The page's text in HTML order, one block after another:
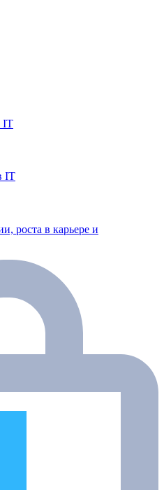
IT
IT
роста в карьере и